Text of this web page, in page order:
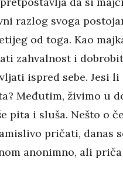
razlog svoga
od toga. Kao
zahvalnost i
ispred sebe. Jesi
Međutim, živimo u
pita i sluša. Nešto o
pričati, danas
anonimno, ali priča